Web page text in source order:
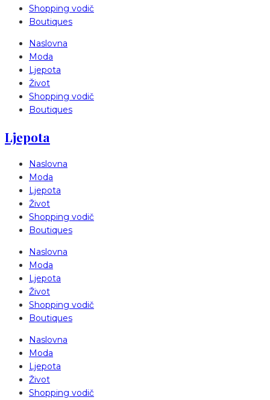
Shopping vodič
Boutiques
Naslovna
Moda
Ljepota
Život
Shopping vodič
Boutiques
Ljepota
Naslovna
Moda
Ljepota
Život
Shopping vodič
Boutiques
Naslovna
Moda
Ljepota
Život
Shopping vodič
Boutiques
Naslovna
Moda
Ljepota
Život
Shopping vodič